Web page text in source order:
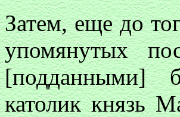
Затем, еще до
упомянутых
[подданными]
католик князь